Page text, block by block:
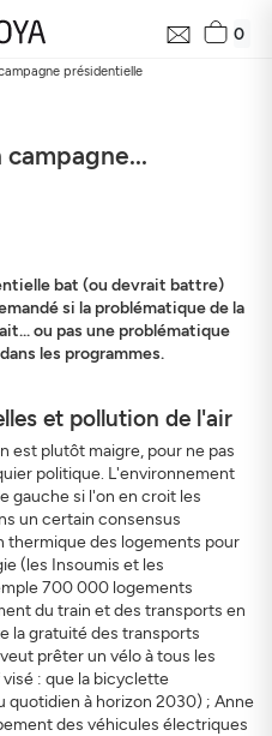
0
présidentielle
bat (ou devrait battre)
si la problématique de la
ou pas une problématique
les programmes.
et pollution de l'air
est plutôt maigre, pour ne pas
politique. L'environnement
gauche si l'on en croit les
un certain consensus
thermique des logements pour
(les Insoumis et les
700 000 logements
du train et des transports en
la gratuité des transports
prêter un vélo à tous les
: que la bicyclette
quotidien à horizon 2030) ; Anne
des véhicules électriques